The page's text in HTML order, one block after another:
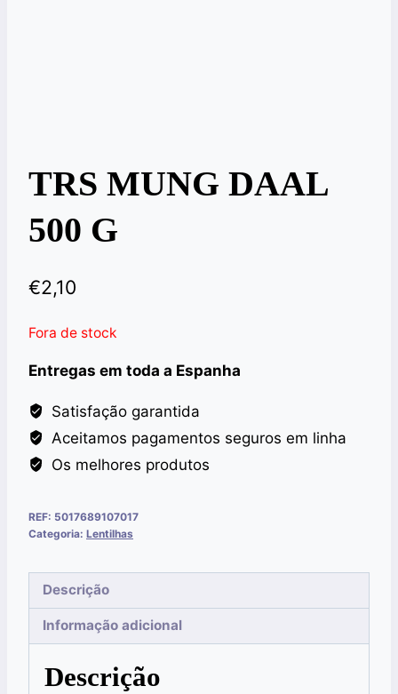
TRS MUNG DAAL
500 G
€2,10
Fora de stock
Entregas em toda a Espanha
Satisfação garantida
Aceitamos pagamentos seguros em linha
Os melhores produtos
REF: 5017689107017
Categoria: Lentilhas
Descrição
Informação adicional
Descrição